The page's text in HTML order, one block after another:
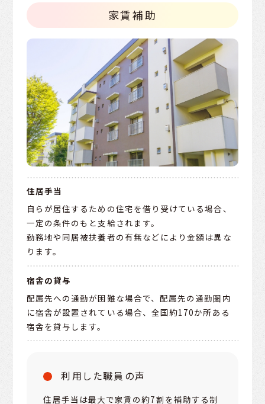
家賃補助
住居手当
自らが居住するための住宅を借り受けている場合、
一定の条件のもと支給されます。
勤務地や同居被扶養者の有無などにより金額は異な
ります。
宿舎の貸与
配属先への通勤が困難な場合で、配属先の通勤圏内
に宿舎が設置されている場合、全国約170か所ある
宿舎を貸与します。
利用した職員の声
住居手当は最大で家賃の約7割を補助する制